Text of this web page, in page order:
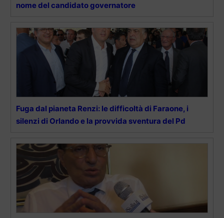
nome del candidato governatore
Fuga dal pianeta Renzi: le difficoltà di Faraone, i
silenzi di Orlando e la provvida sventura del Pd